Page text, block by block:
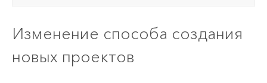
Изменение способа создания
новых проектов